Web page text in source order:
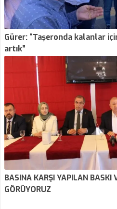
Gürer: “Taşeronda kalanlar
artık”
BASINA KARŞI YAPILAN BASKI
GÖRÜYORUZ